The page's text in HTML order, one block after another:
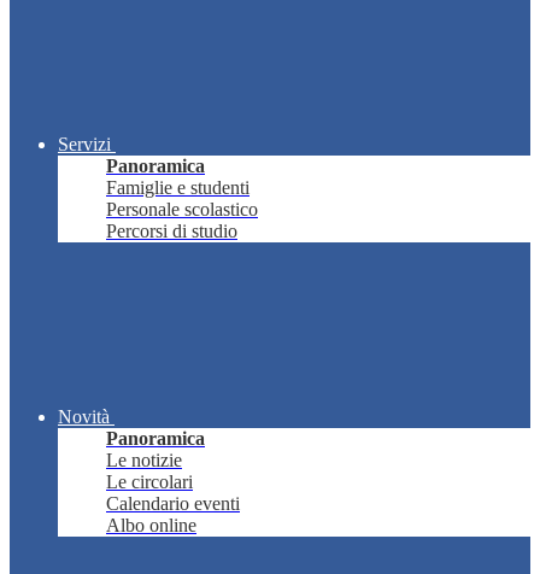
Servizi
Panoramica
Famiglie e studenti
Personale scolastico
Percorsi di studio
Novità
Panoramica
Le notizie
Le circolari
Calendario eventi
Albo online